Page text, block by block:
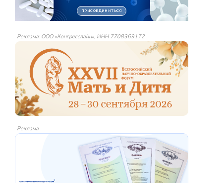
Реклама: ООО «Конгресслайн», ИНН 7708369172
Реклама